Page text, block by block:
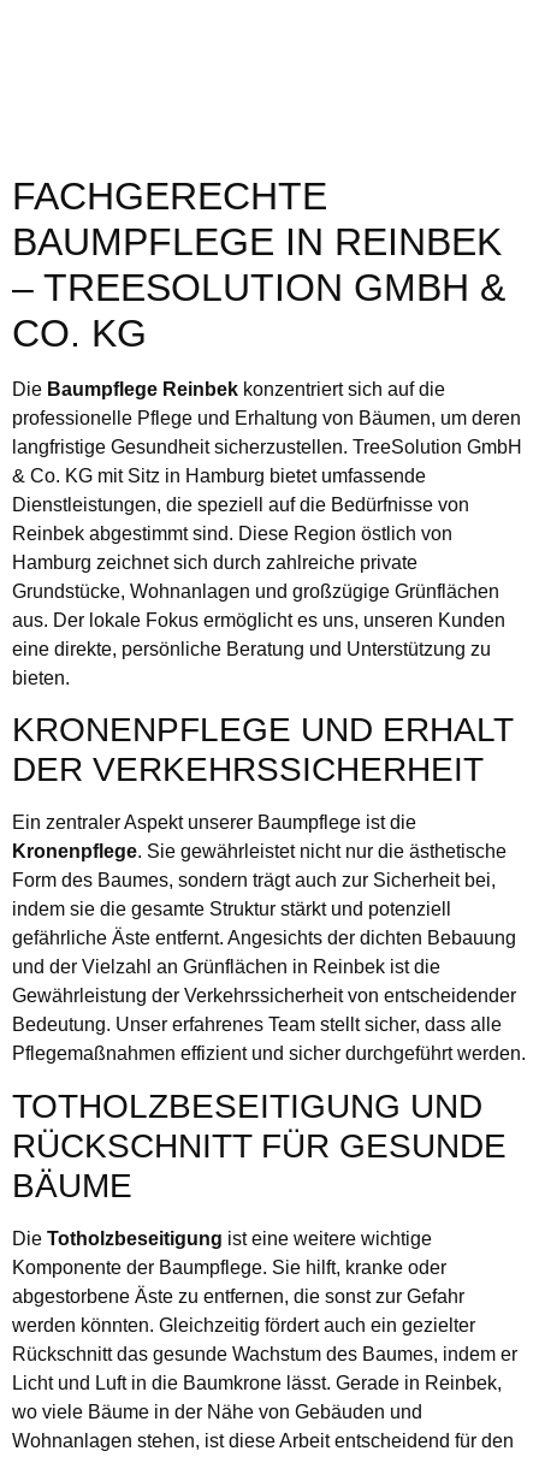
FACHGERECHTE
BAUMPFLEGE IN REINBEK
– TREESOLUTION GMBH &
CO. KG
Die Baumpflege Reinbek konzentriert sich auf die
professionelle Pflege und Erhaltung von Bäumen, um deren
langfristige Gesundheit sicherzustellen. TreeSolution GmbH
& Co. KG mit Sitz in Hamburg bietet umfassende
Dienstleistungen, die speziell auf die Bedürfnisse von
Reinbek abgestimmt sind. Diese Region östlich von
Hamburg zeichnet sich durch zahlreiche private
Grundstücke, Wohnanlagen und großzügige Grünflächen
aus. Der lokale Fokus ermöglicht es uns, unseren Kunden
eine direkte, persönliche Beratung und Unterstützung zu
bieten.
KRONENPFLEGE UND ERHALT
DER VERKEHRSSICHERHEIT
Ein zentraler Aspekt unserer Baumpflege ist die
Kronenpflege. Sie gewährleistet nicht nur die ästhetische
Form des Baumes, sondern trägt auch zur Sicherheit bei,
indem sie die gesamte Struktur stärkt und potenziell
gefährliche Äste entfernt. Angesichts der dichten Bebauung
und der Vielzahl an Grünflächen in Reinbek ist die
Gewährleistung der Verkehrssicherheit von entscheidender
Bedeutung. Unser erfahrenes Team stellt sicher, dass alle
Pflegemaßnahmen effizient und sicher durchgeführt werden.
TOTHOLZBESEITIGUNG UND
RÜCKSCHNITT FÜR GESUNDE
BÄUME
Die Totholzbeseitigung ist eine weitere wichtige
Komponente der Baumpflege. Sie hilft, kranke oder
abgestorbene Äste zu entfernen, die sonst zur Gefahr
werden könnten. Gleichzeitig fördert auch ein gezielter
Rückschnitt das gesunde Wachstum des Baumes, indem er
Licht und Luft in die Baumkrone lässt. Gerade in Reinbek,
wo viele Bäume in der Nähe von Gebäuden und
Wohnanlagen stehen, ist diese Arbeit entscheidend für den